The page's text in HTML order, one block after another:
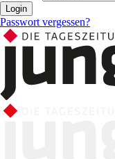
Login
Passwort vergessen?